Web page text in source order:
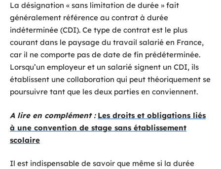
La désignation « sans limitation de durée » fait
généralement référence au contrat à durée
indéterminée (CDI). Ce type de contrat est le plus
courant dans le paysage du travail salarié en France,
car il ne comporte pas de date de fin prédéterminée.
Lorsqu’un employeur et un salarié signent un CDI, ils
établissent une collaboration qui peut théoriquement se
poursuivre tant que les deux parties en conviennent.
A lire en complément : Les droits et obligations liés
à une convention de stage sans établissement
scolaire
Il est indispensable de savoir que même si la durée